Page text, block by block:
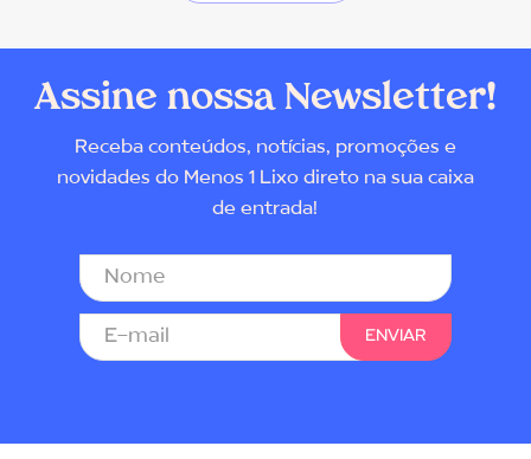
Assine nossa Newsletter!
Receba conteúdos, notícias, promoções e
novidades do Menos 1 Lixo direto na sua caixa
de entrada!